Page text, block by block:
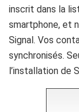
inscrit dans la
smartphone, et
Signal. Vos
synchronisés.
l’installation de